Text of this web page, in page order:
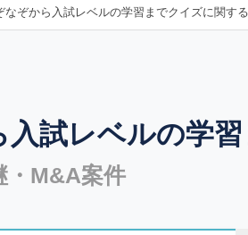
なぞから入試レベルの学習までクイズに関す
試レベルの学
・M&A案件